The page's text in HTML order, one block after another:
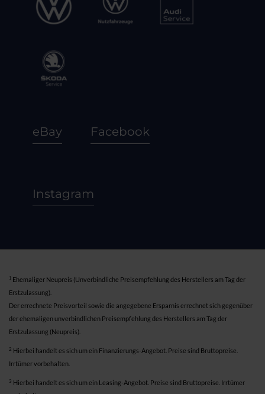
eBay Facebook
Instagram
1
Ehemaliger Neupreis (Unverbindliche Preisempfehlung des Herstellers am Tag der
Erstzulassung).
Der errechnete Preisvorteil sowie die angegebene Ersparnis errechnet sich gegenüber
der ehemaligen unverbindlichen Preisempfehlung des Herstellers am Tag der
Erstzulassung (Neupreis).
2 Hierbei handelt es sich um ein Finanzierungs-Angebot. Preise sind Bruttopreise.
Irrtümer vorbehalten.
3 Hierbei handelt es sich um ein Leasing-Angebot. Preise sind Bruttopreise. Irrtümer